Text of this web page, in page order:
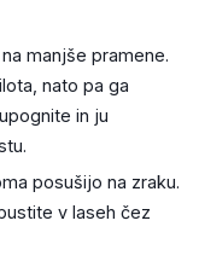
manjše pramene.
nato pa ga
in ju
posušijo na zraku.
v laseh čez